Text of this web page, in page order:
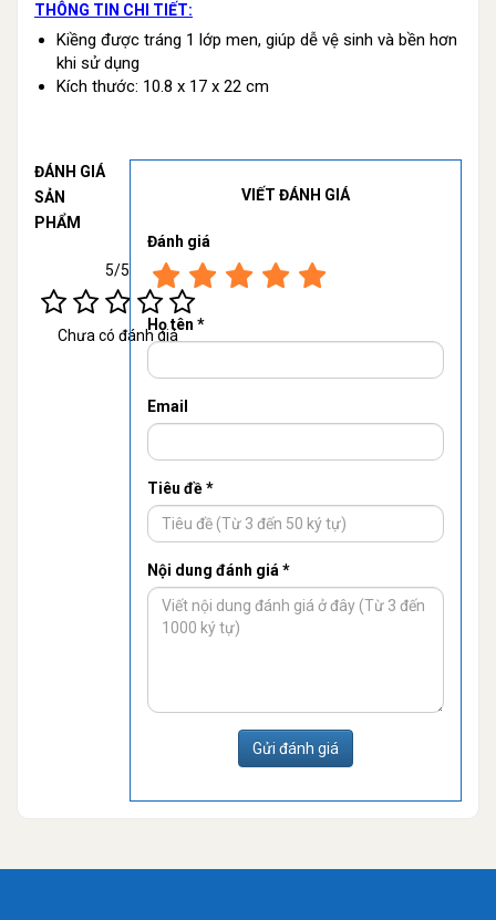
THÔNG TIN CHI TIẾT:
Kiềng được tráng 1 lớp men, giúp dễ vệ sinh và bền hơn
khi sử dụng
Kích thước: 10.8 x 17 x 22 cm
ĐÁNH GIÁ
SẢN
PHẨM
5/5
Chưa có đánh giá
VIẾT ĐÁNH GIÁ
Đánh giá
Họ tên *
Email
Tiêu đề *
Nội dung đánh giá *
Gửi đánh giá